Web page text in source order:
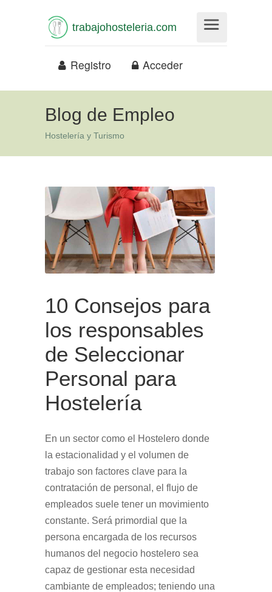
trabajohosteleria.com
Registro Acceder
Blog de Empleo
Hostelería y Turismo
10 Consejos para
los responsables
de Seleccionar
Personal para
Hostelería
En un sector como el Hostelero donde
la estacionalidad y el volumen de
trabajo son factores clave para la
contratación de personal, el flujo de
empleados suele tener un movimiento
constante. Será primordial que la
persona encargada de los recursos
humanos del negocio hostelero sea
capaz de gestionar esta necesidad
cambiante de empleados; teniendo una